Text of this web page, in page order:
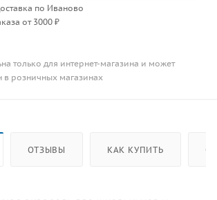
по Иваново
от 3000 ₽
только для интернет-магазина и может
в розничных магазинах
ОТЗЫВЫ КАК КУПИТЬ